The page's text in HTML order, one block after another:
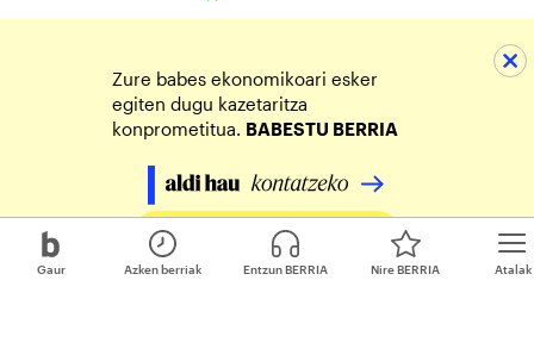
Gaur Atalak
Azken berriak Entzun BERRIA Nire BERRIA
Zure babes ekonomikoari esker
egiten dugu kazetaritza
konprometitua. BABESTU BERRIA
Egin zure ekarpena